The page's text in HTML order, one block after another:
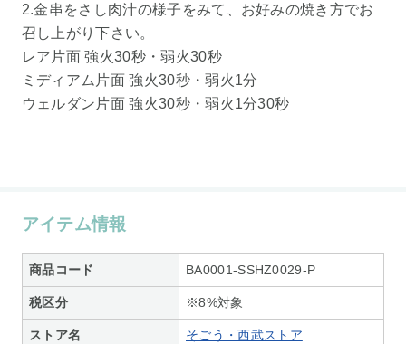
2.金串をさし肉汁の様子をみて、お好みの焼き方でお
召し上がり下さい。
レア片面 強火30秒・弱火30秒
ミディアム片面 強火30秒・弱火1分
ウェルダン片面 強火30秒・弱火1分30秒
アイテム情報
商品コード BA0001-SSHZ0029-P
税区分 ※8%対象
ストア名 そごう・西武ストア